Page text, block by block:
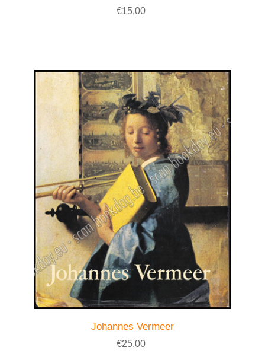
€15,00
Johannes Vermeer
€25,00